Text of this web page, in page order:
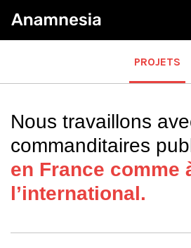
PROJETS
Nous travaillons
commanditaires
en France comme
l’international.